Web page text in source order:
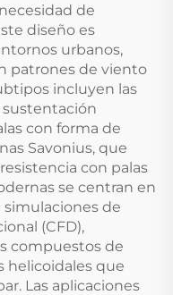
de
diseño es
urbanos,
patrones de viento
incluyen las
con forma de
Savonius, que
con palas
se centran en
de
(CFD),
compuestos de
helicoidales que
Las aplicaciones